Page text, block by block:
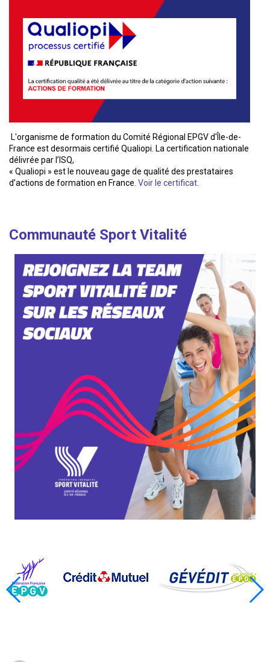
L'organisme de formation du Comité Régional EPGV d'Île-de-
France est desormais certifié Qualiopi. La certification nationale
délivrée par l’ISQ,
« Qualiopi » est le nouveau gage de qualité des prestataires
d’actions de formation en France. Voir le certificat.
Communauté Sport Vitalité